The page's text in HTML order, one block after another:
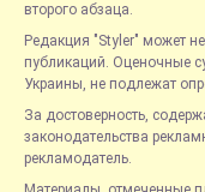
второго абзаца.
Редакция "Styler" может
публикаций. Оценочные
Украины, не подлежат
За достоверность,
законодательства
рекламодатель.